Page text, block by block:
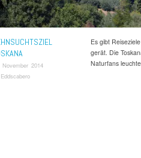
November 2014
Eddscabero
Es gibt
gerät. Die
Naturfans